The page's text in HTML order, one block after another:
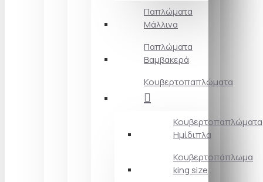
Παπλώματα
Μάλλινα
Παπλώματα
Βαμβακερά
Κουβερτοπαπλώματα
Κουβερτοπαπλώματα
Ημίδιπλα
Κουβερτοπάπλωμα
king size